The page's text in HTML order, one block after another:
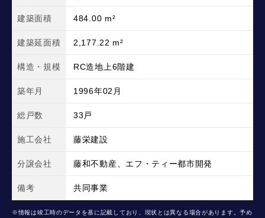
建築面積 484.00 m²
建築延面積 2,177.22 m²
構造・規模 RC造地上6階建
築年月 1996年02月
総戸数 33戸
施工会社 藤栄建設
分譲会社 藤和不動産、エフ・ティー都市開発
備考 共同事業
※情報は竣工時のデータを基に記載しており、現状とは異なる場合があります。予め